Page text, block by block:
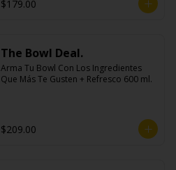
$179.00
The Bowl Deal.
Arma Tu Bowl Con Los Ingredientes
Que Más Te Gusten + Refresco 600 ml.
$209.00